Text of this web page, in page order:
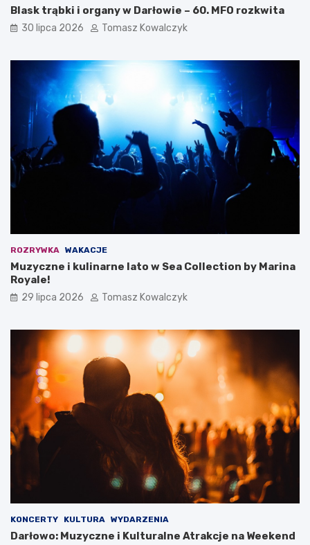
Blask trąbki i organy w Darłowie – 60. MFO rozkwita
30 lipca 2026 Tomasz Kowalczyk
ROZRYWKA WAKACJE
Muzyczne i kulinarne lato w Sea Collection by Marina
Royale!
29 lipca 2026 Tomasz Kowalczyk
KONCERTY KULTURA WYDARZENIA
Darłowo: Muzyczne i Kulturalne Atrakcje na Weekend